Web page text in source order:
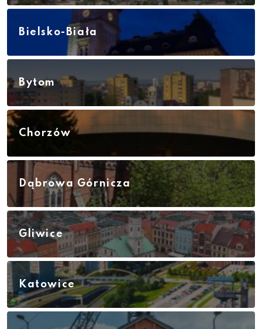
Bielsko-Biała
Bytom
Chorzów
Dąbrowa Górnicza
Gliwice
Katowice